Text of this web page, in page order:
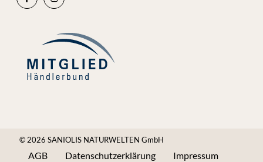
© 2026 SANIOLIS NATURWELTEN GmbH
AGB Datenschutzerklärung Impressum